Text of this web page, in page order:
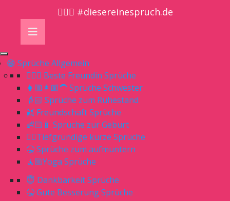
🤷🏼‍♀️ #diesereinespruch.de
😁 Sprüche Allgemein
👱🏻‍♀️ Beste Freundin Sprüche
👩🏼👩🏼‍🦱 Sprüche Schwester
👵🏻 Sprüche zum Ruhestand
👯 Freundschaft Sprüche
👶🏻🍼 Sprüche zur Geburt
👌🏻Tiefgründige kurze Sprüche
🤒 Sprüche zum aufmuntern
🧘🏼Yoga Sprüche
😇 Dankbarkeit Sprüche
🤒 Gute Besserung Sprüche